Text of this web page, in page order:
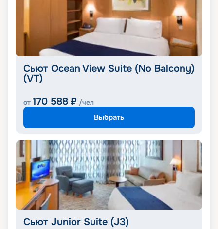
Сьют Ocean View Suite (No Balcony)
(VT)
от 170 588 ₽ /чел
Выбрать
Сьют Junior Suite (J3)